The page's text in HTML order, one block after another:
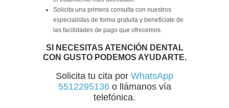
Solicita una primera consulta con nuestros
especialistas de forma gratuita y benefíciate de
las facilidades de pago que ofrecemos.
SI NECESITAS ATENCIÓN DENTAL
CON GUSTO PODEMOS AYUDARTE.
Solicita tu cita por WhatsApp
5512295136o llámanos vía
telefónica.